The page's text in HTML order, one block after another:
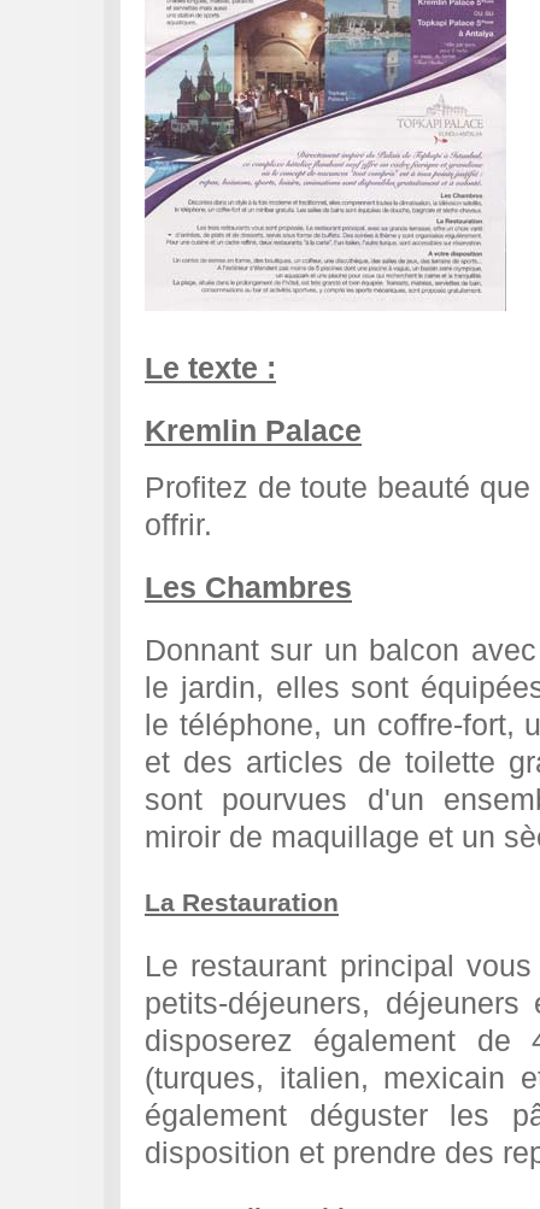
Le texte :
Kremlin Palace
Profitez de toute beauté
offrir.
Les Chambres
Donnant sur un balcon
le jardin, elles sont
le téléphone, un coffre-fort,
et des articles de toilette
sont pourvues d'un
miroir de maquillage et un
La Restauration
Le restaurant principal
petits-déjeuners,
disposerez également
(turques, italien, mexicain
également déguster les
disposition et prendre des